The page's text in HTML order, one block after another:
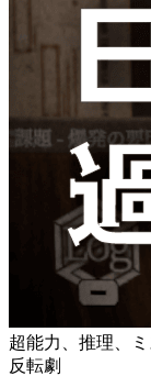
超能力、推理、
反転劇